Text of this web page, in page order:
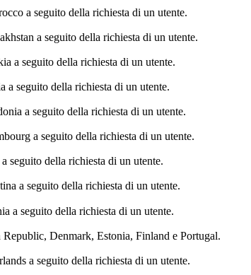
a seguito della richiesta di un utente.
a seguito della richiesta di un utente.
a seguito della richiesta di un utente.
a seguito della richiesta di un utente.
a seguito della richiesta di un utente.
a seguito della richiesta di un utente.
seguito della richiesta di un utente.
a seguito della richiesta di un utente.
a seguito della richiesta di un utente.
Denmark, Estonia, Finland e Portugal.
a seguito della richiesta di un utente.